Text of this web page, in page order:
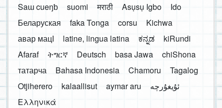
Saɯ cueŋƅ
suomi मराठी Asụsụ Igbo
Ido
Беларуская
faka Tonga corsu
Kichwa
авар мацӀ
latine, lingua latina ಕನ್ನಡ
kiRundi
Afaraf
ትግርኛ Deutsch basa Jawa
chiShona
татарча
Bahasa Indonesia Chamoru
Tagalog
Otjiherero
kalaallisut aymar aru
Ελληνικά